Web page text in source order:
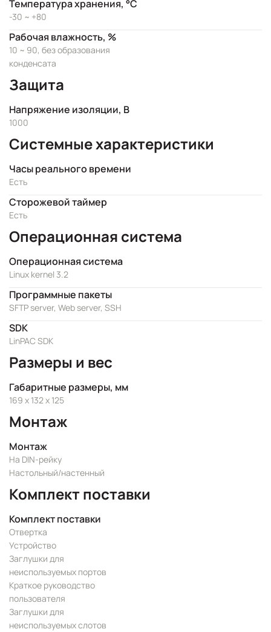
Температура хранения, °C
-30 ~ +80
Рабочая влажность, %
10 ~ 90, без образования
конденсата
Защита
Напряжение изоляции, В
1000
Системные характеристики
Часы реального времени
Есть
Сторожевой таймер
Есть
Операционная система
Операционная система
Linux kernel 3.2
Программные пакеты
SFTP server, Web server, SSH
SDK
LinPAC SDK
Размеры и вес
Габаритные размеры, мм
169 x 132 x 125
Монтаж
Монтаж
На DIN-рейку
Настольный/настенный
Комплект поставки
Комплект поставки
Отвертка
Устройство
Заглушки для
неиспользуемых портов
Краткое руководство
пользователя
Заглушки для
неиспользуемых слотов